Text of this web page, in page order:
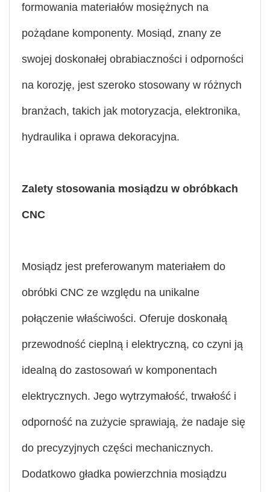
formowania materiałów mosiężnych na
pożądane komponenty. Mosiąd, znany ze
swojej doskonałej obrabiaczności i odporności
na korozję, jest szeroko stosowany w różnych
branżach, takich jak motoryzacja, elektronika,
hydraulika i oprawa dekoracyjna.
Zalety stosowania mosiądzu w obróbkach
CNC
Mosiądz jest preferowanym materiałem do
obróbki CNC ze względu na unikalne
połączenie właściwości. Oferuje doskonałą
przewodność cieplną i elektryczną, co czyni ją
idealną do zastosowań w komponentach
elektrycznych. Jego wytrzymałość, trwałość i
odporność na zużycie sprawiają, że nadaje się
do precyzyjnych części mechanicznych.
Dodatkowo gładka powierzchnia mosiądzu